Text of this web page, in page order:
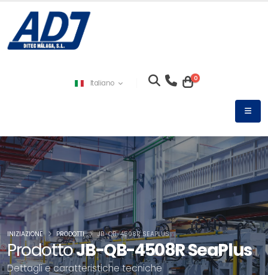
Italiano 0
ProdottoJB-QB-4508R SeaPlus
Dettagli e caratteristiche tecniche
INIZIAZIONE PRODOTTI JB-QB-4508R SEAPLUS